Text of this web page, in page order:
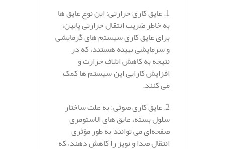
1. عایق‌ کاری حرارتی: این نوع عایق‌ ها
به خاطر ضریب انتقال حرارتی پایین،
برای عایق‌ کاری سیستم‌ های گرمایشی
و سرمایشی بهینه هستند، که در
نتیجه به کاهش اتلاف حرارت و
افزایش کارایی این سیستم‌ ها کمک
می‌ کنند.
2. عایق‌ کاری صوتی: به علت ساختار
سلول بسته، عایق‌ های الاستومری
صفحه‌ای می‌ توانند به طور مؤثری
انتقال صدا و نویز را کاهش دهند، که